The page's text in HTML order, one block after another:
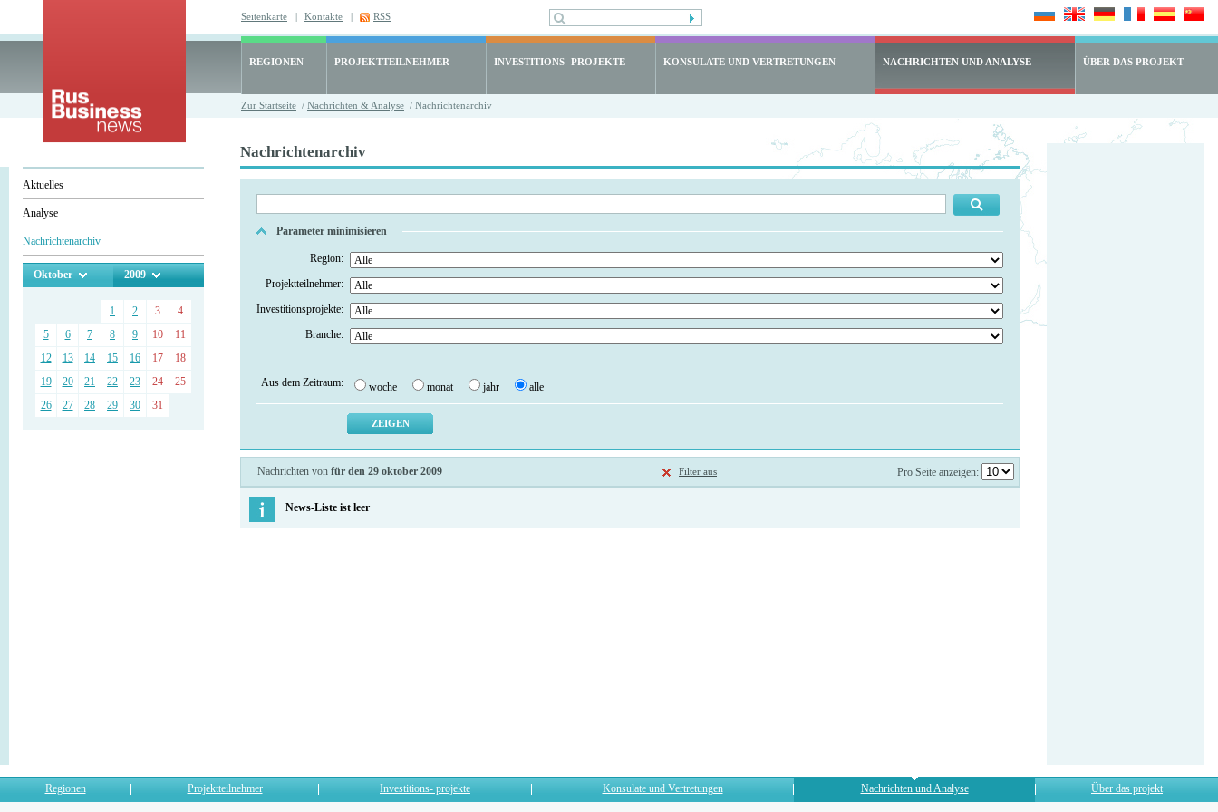
Seitenkarte | Kontakte | RSS
REGIONEN PROJEKTTEILNEHMER INVESTITIONS- PROJEKTE KONSULATE UND VERTRETUNGEN NACHRICHTEN UND ANALYSE ÜBER DAS PROJEKT
Zur Startseite / Nachrichten & Analyse / Nachrichtenarchiv
Aktuelles
Analyse
Nachrichtenarchiv
Oktober 2009
1 2 3
4
5
6 7 8 9 10
11
12
13 14 15 16 17
18
19
20 21 22 23 24
25
26
27 28 29 30 31
Nachrichtenarchiv
Parameter minimisieren
Region:
Projektteilnehmer:
Investitionsprojekte:
Branche:
Aus dem Zeitraum: woche monat jahr alle
Nachrichten von für den 29 oktober 2009 Filter aus Pro Seite anzeigen:
News-Liste ist leer
Regionen Projektteilnehmer Investitions- projekte Konsulate und Vertretungen Nachrichten und Analyse Über das projekt